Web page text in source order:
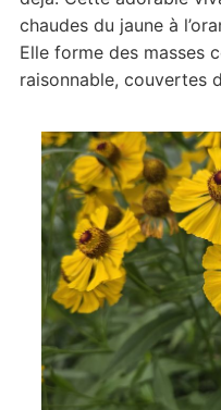
chaudes du jaune à
Elle forme des masses
raisonnable, couvertes